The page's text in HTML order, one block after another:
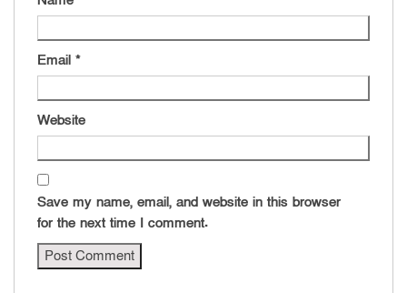
Email *
Website
Save my name, email, and website in this browser
for the next time I comment.